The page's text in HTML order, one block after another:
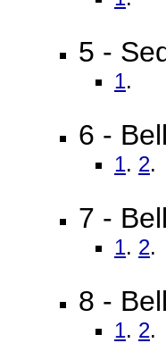
5 -
1.
6 -
1. 2.
7 -
1. 2.
8 -
1. 2.